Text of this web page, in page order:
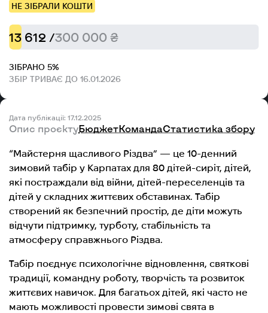
НЕ ЗІБРАЛИ КОШТИ
13 612 /300 000 ₴
ЗІБРАНО 5%
ЗБІР ТРИВАЄ ДО 16.01.2026
Дата публікації: 17.12.2025
Опис проєктуБюджетКомандаСтатистика збору
“Майстерня щасливого Різдва” — це 10-денний
зимовий табір у Карпатах для 80 дітей-сиріт, дітей,
які постраждали від війни, дітей-переселенців та
дітей у складних життєвих обставинах. Табір
створений як безпечний простір, де діти можуть
відчути підтримку, турботу, стабільність та
атмосферу справжнього Різдва.
Табір поєднує психологічне відновлення, святкові
традиції, командну роботу, творчість та розвиток
життєвих навичок. Для багатьох дітей, які часто не
мають можливості провести зимові свята в